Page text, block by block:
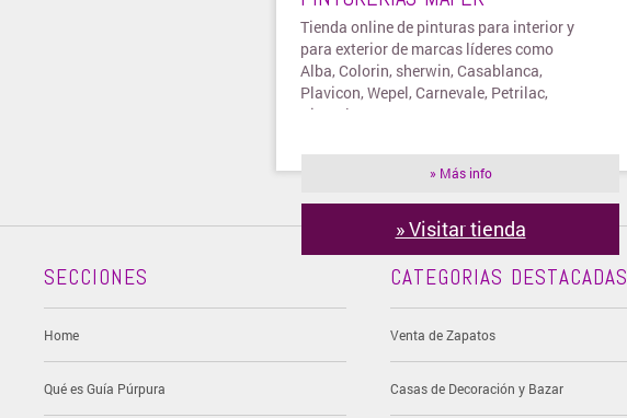
Tienda online de pinturas para interior y
para exterior de marcas líderes como
Alba, Colorin, sherwin, Casablanca,
Plavicon, Wepel, Carnevale, Petrilac,
Sinteplast, entre otras
» Más info
» Visitar tienda
SECCIONES
Home
Qué es Guía Púrpura
CATEGORIAS DESTACADAS
Venta de Zapatos
Casas de Decoración y Bazar